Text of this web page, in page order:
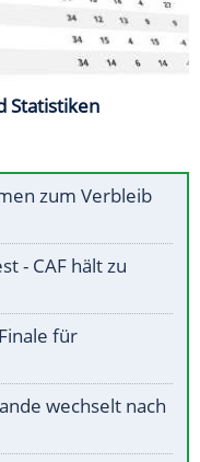
Statistiken
zum Verbleib
- CAF hält zu
für
wechselt nach